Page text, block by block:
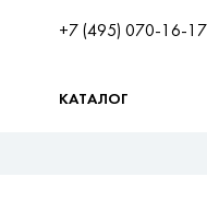
+7 (495) 070-16-17
КАТАЛОГ